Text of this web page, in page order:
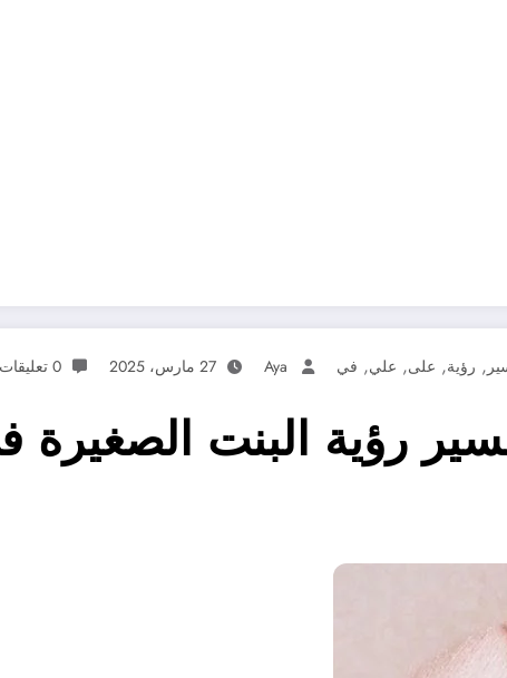
, رؤية, على, علي, في Aya 27 مارس، 2025 0 تعليقات
رؤية البنت الصغيرة